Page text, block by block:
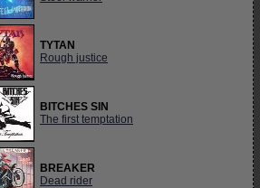
TYTAN
Rough justice
BITCHES SIN
The first temptation
BREAKER
Dead rider